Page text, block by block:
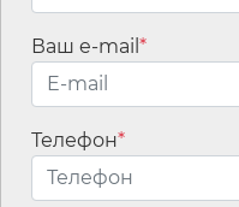
Имя*
Email*
Ваш e-mail *
Телефон*